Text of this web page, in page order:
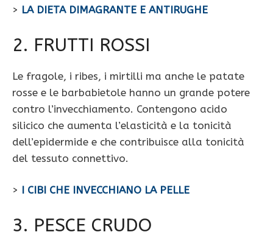
> LA DIETA DIMAGRANTE E ANTIRUGHE
2. FRUTTI ROSSI
Le fragole, i ribes, i mirtilli ma anche le patate
rosse e le barbabietole hanno un grande potere
contro l’invecchiamento. Contengono acido
silicico che aumenta l’elasticità e la tonicità
dell’epidermide e che contribuisce alla tonicità
del tessuto connettivo.
> I CIBI CHE INVECCHIANO LA PELLE
3. PESCE CRUDO